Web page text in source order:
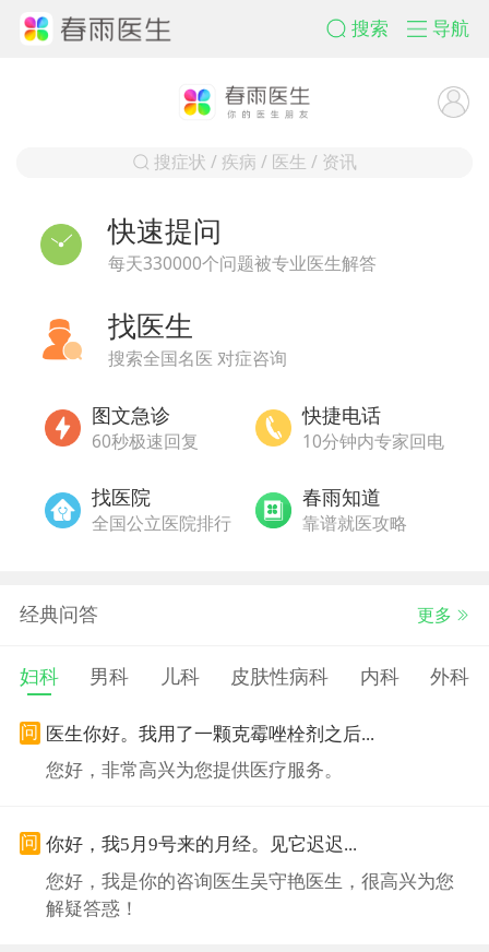
搜索 导航
搜症状 / 疾病 / 医生 / 资讯
快速提问
每天330000个问题被专业医生解答
找医生
搜索全国名医 对症咨询
图文急诊
60秒极速回复
快捷电话
10分钟内专家回电
找医院
全国公立医院排行
春雨知道
靠谱就医攻略
经典问答 更多
妇科 男科 儿科 皮肤性病科 内科 外科
问
医生你好。我用了一颗克霉唑栓剂之后...
您好，非常高兴为您提供医疗服务。
问
你好，我5月9号来的月经。见它迟迟...
您好，我是你的咨询医生吴守艳医生，很高兴为您
解疑答惑！